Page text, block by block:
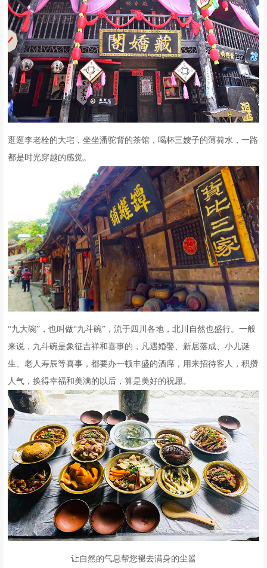
逛逛李老栓的大宅，坐坐潘驼背的茶馆，喝杯三嫂子的薄荷水，一路
都是时光穿越的感觉。
“九大碗”，也叫做“九斗碗”，流于四川各地，北川自然也盛行。一般
来说，九斗碗是象征吉祥和喜事的，凡遇婚娶、新居落成、小儿诞
生、老人寿辰等喜事，都要办一顿丰盛的酒席，用来招待客人，积攒
人气，换得幸福和美满的以后，算是美好的祝愿。
让自然的气息帮您褪去满身的尘嚣